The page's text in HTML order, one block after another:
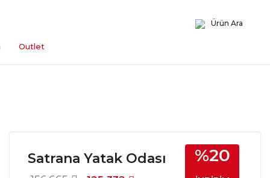
Ürün Ara
Outlet
Satrana Yatak Odası %20